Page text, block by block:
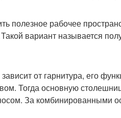
полезное рабочее
вариант называется
от гарнитура, его
Тогда основную
За комбинированными